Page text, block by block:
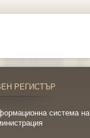
РЕГИСТЪР
система на